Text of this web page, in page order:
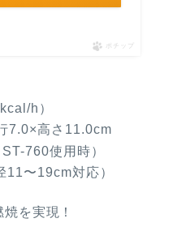
ポチップ
h）
7.0×高さ11.0cm
760使用時）
11〜19cm対応）
を実現！